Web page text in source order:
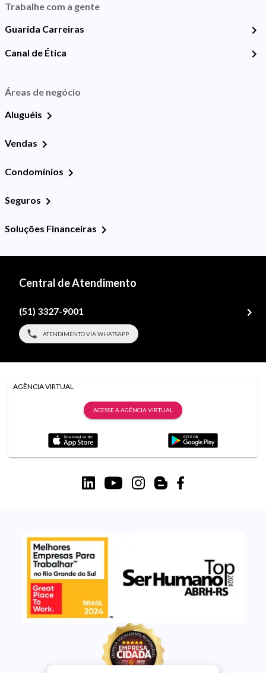
Trabalhe com a gente
Guarida Carreiras
Canal de Ética
Áreas de negócio
Aluguéis
Vendas
Condomínios
Seguros
Soluções Financeiras
Central de Atendimento
(51) 3327-9001
ATENDIMENTO VIA WHATSAPP
AGÊNCIA VIRTUAL
ACESSE A AGÊNCIA VIRTUAL